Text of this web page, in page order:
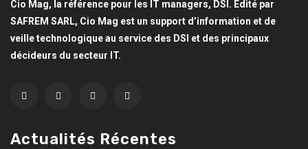
Cio Mag, la référence pour les IT managers, DSI. Edité par
SAFREM SARL, Cio Mag est un support d’information et de
veille technologique au service des DSI et des principaux
décideurs du secteur IT.
Actualités Récentes